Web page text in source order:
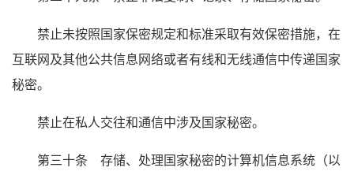
禁止未按照国家保密规定和标准采取有效保密措施，在
互联网及其他公共信息网络或者有线和无线通信中传递国家
秘密。
禁止在私人交往和通信中涉及国家秘密。
第三十条 存储、处理国家秘密的计算机信息系统（以